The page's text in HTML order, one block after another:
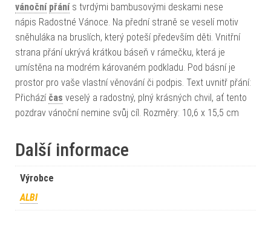
vánoční přánís tvrdými bambusovými deskami nese
nápis Radostné Vánoce. Na přední straně se veselí motiv
sněhuláka na bruslích, který poteší především děti. Vnitřní
strana přání ukrývá krátkou báseň v rámečku, která je
umístěna na modrém károvaném podkladu. Pod básní je
prostor pro vaše vlastní věnování či podpis. Text uvnitř přání:
Přichází čas veselý a radostný, plný krásných chvil, ať tento
pozdrav vánoční nemine svůj cíl. Rozměry: 10,6 x 15,5 cm
Další informace
Výrobce
ALBI